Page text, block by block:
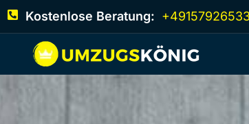
Kostenlose Beratung: